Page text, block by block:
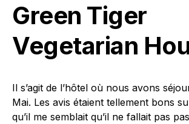
Green Tiger
Vegetarian
Il s’agit de l’hôtel où nous avons
Mai. Les avis étaient tellement bons
qu’il me semblait qu’il ne fallait pas